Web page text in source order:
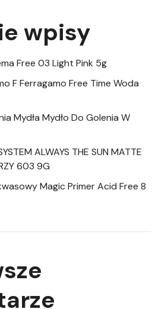
wpisy
Free 03 Light Pink 5g
F Ferragamo Free Time Woda
Mydła Mydło Do Golenia W
ALWAYS THE SUN MATTE
603 9G
Magic Primer Acid Free 8